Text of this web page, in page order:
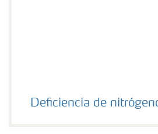
Deficiencia de nitrógeno vs el
Deficiencia de